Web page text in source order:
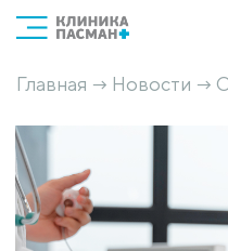
Главная → Новости →